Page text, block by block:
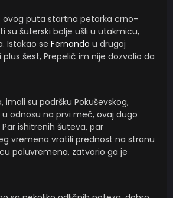
ovog puta startna petorka crno-
su šuterski bolje ušli u utakmicu,
Istakao se Fernando u drugoj
šest, Prepelič im nije dozvolio da
su podršku Pokuševskog,
odnosu na prvi meč, ovaj dugo
ishitrenih šuteva, par
vremena vratili prednost na stranu
poluvremena, zatvorio ga je